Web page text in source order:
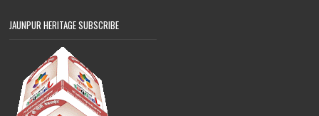
JAUNPUR HERITAGE SUBSCRIBE